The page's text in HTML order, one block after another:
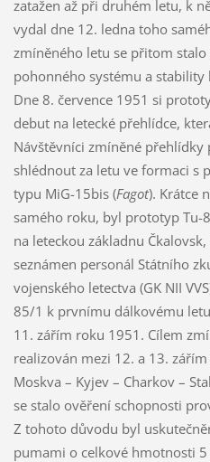
zatažen až při druhém letu, k
vydal dne 12. ledna toho
zmíněného letu se přitom
pohonného systému a
Dne 8. července 1951 si
debut na letecké přehlídce,
Návštěvníci zmíněné
shlédnout za letu ve formaci
typu MiG-15bis (Fagot). Krátce
samého roku, byl prototyp
na leteckou základnu
seznámen personál Státního
vojenského letectva (GK NII
85/1 k prvnímu dálkovému
11. zářím roku 1951. Cílem
realizován mezi 12. a 13.
Moskva – Kyjev – Charkov –
se stalo ověření schopnosti
Z tohoto důvodu byl
pumami o celkové hmotnosti